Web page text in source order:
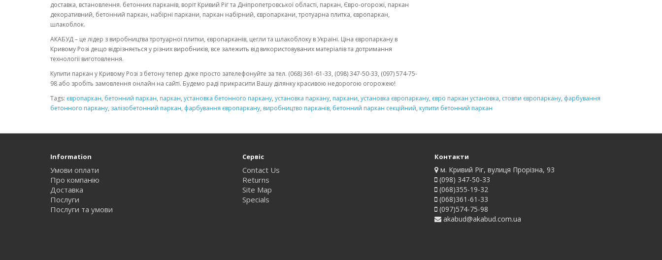
доставка, встановлення. бетонних парканів, воріт Кривий Ріг та Дніпропетровської області, паркан, Євро-огорожі, паркан
декоративний, бетонний паркан, набірні паркани, паркан набірний, європаркани, тротуарна плитка, європаркан,
шлакоблок.
АКАБУД – це лідер з виробництва тротуарної плитки, європарканів, цегли та шлакоблоку в Україні. Ціна європаркану в
Кривому Розі дещо відрізняється у різних виробників, все залежить від використовуваних матеріалів та дотримання
технології виготовлення.
Купити паркан у Кривому Розі з бетону тепер дуже просто зателефонуйте за тел. (068) 361-61-33, (098) 347-50-33, (097) 574-75-
98 або зробіть замовлення онлайн на сайті. Будемо раді прикрасити Вашу ділянку красивою недорогою огорожею!
Tags: європаркан, бетонний паркан, паркан, установка бетонного паркану, установка паркану, паркани, установка європаркану, євро паркан установка, стовпи європаркану, фарбування
бетонного паркану, залізобетонний паркан, фарбування європаркану, виробництво парканів, бетонний паркан секційний, купити бетонний паркан
Information
Умови оплати
Про компанію
Доставка
Послуги
Послуги та умови
Сервіс
Contact Us
Returns
Site Map
Specials
Контакти
м. Кривий Ріг, вулиця Прорізна, 93
(098) 347-50-33
(068)355-19-32
(068)361-61-33
(097)574-75-98
akabud@akabud.com.ua